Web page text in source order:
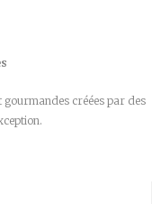
créées par des